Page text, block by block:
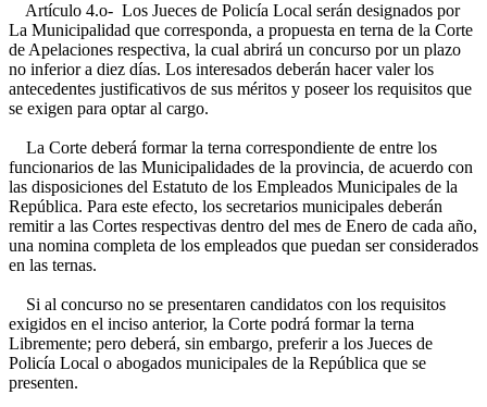
Artículo 4.o- Los Jueces de Policía Local serán designados por
La Municipalidad que corresponda, a propuesta en terna de la Corte
de Apelaciones respectiva, la cual abrirá un concurso por un plazo
no inferior a diez días. Los interesados deberán hacer valer los
antecedentes justificativos de sus méritos y poseer los requisitos que
se exigen para optar al cargo.
La Corte deberá formar la terna correspondiente de entre los
funcionarios de las Municipalidades de la provincia, de acuerdo con
las disposiciones del Estatuto de los Empleados Municipales de la
República. Para este efecto, los secretarios municipales deberán
remitir a las Cortes respectivas dentro del mes de Enero de cada año,
una nomina completa de los empleados que puedan ser considerados
en las ternas.
Si al concurso no se presentaren candidatos con los requisitos
exigidos en el inciso anterior, la Corte podrá formar la terna
Libremente; pero deberá, sin embargo, preferir a los Jueces de
Policía Local o abogados municipales de la República que se
presenten.